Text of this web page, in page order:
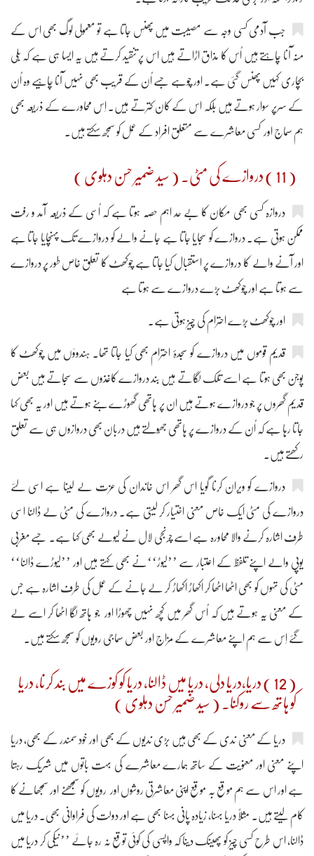
جب آدمی کسی وجہ سے مصیبت میں پھنس جاتا ہے تو معمولی لوگ بھی اس کے
منہ آنا چاہتے ہیں اُس کا مذاق اڑاتے ہیں اس پر تنقید کرتے ہیں یہ ایسا ہی ہے کہ بلّی
بچاری کہیں پھنس گئی ہے۔ اور چُوہے جسے اُن کے قریب بھی نہیں آنا چاہیے وہ اُن
کے سرپر سوار ہوتے ہیں بلکہ اس کے کان کترتے ہیں۔ اِس محاورے کے ذریعہ بھی
ہم سماج اور کسی معاشرے سے متعلق افراد کے عمل کو سمجھ سکتے ہیں۔
( 11 ) دروازے کی مٹی۔ ( سید ضمیر حسن دہلوی )
دروازہ کسی بھی مکان کا بے حد اہم حصّہ ہوتا ہے کہ اُسی کے ذریعہ آمد و رفت
ممکن ہوتی ہے۔ دروازے کو سجایا جاتا ہے جانے والے کو دروازے تک پہنچایا جاتا ہے
اور آنے والے کا دروازے پر استقبال کیا جاتا ہے چوکھٹ کا تعلق خاص طور پر دروازے
سے ہوتا ہے اور چوکھٹ بڑے دروازے سے ہوتا ہے
اور چوکھٹ بڑے احترام کی چیز ہوتی ہے۔
قدیم قوموں میں دروازے کو سجدۂ احترام بھی کیا جاتا تھا۔ ہندوؤں میں چوکھٹ کا
پوجن بھی ہوتا ہے اسے تلک لگاتے ہیں بند دروازے کاغذوں سے سجاتے ہیں بعض
قدیم گھروں پر جو دروازے ہوتے ہیں ان پر ہاتھی گھوڑے بنے ہوتے ہیں اور یہ بھی کہا
جاتا رہا ہے کہ اُن کے دروازے پر ہاتھی جھُولتے ہیں دربان بھی دروازوں ہی سے تعلق
رکھتے ہیں۔
دروازے کو ویران کرنا گویا اس گھر اس خاندان کی عزت لے لینا ہے اسی لئے
دروازے کی مٹی ایک خاص معنی اختیار کر لیتی ہے۔ دروازے کی مٹی لے ڈالنا اسی
طرف اشارہ کرنے والا محاورہ ہے اسے چرنجی لال نے لیولے بھی کہا ہے۔ جسے مغربی
یوپی والے اپنے تلفظ کے اعتبار سے ’’لیوڑ‘‘نے بھی کہتے ہیں اور ’’لیوڑے ڈالنا‘‘
مٹی کی تہوں کو بھی اٹھا اٹھا کر اکھاڑ اکھاڑ کر لے جانے کے عمل کی طرف اشارہ ہے جس
کے معنی یہ ہوتے ہیں کہ اُس گھر میں کچھ نہیں چھوڑا اور جو ہاتھ لگا اٹھا کر اسے لے
گئے اِس سے ہم اپنے معاشرے کے مزاج اور بعض سماجی رویوں کو سمجھ سکتے ہیں۔
( 12 ) دریا،دریا دلی، دریا میں ڈالنا، دریا کو کوزے میں بند کرنا، دریا
کو ہاتھ سے روکنا۔ ( سید ضمیر حسن دہلوی )
دریا کے معنی ندی کے بھی ہیں بڑی ندیوں کے بھی اور خود سمندر کے بھی، دریا
اپنے معنی اور معنویت کے ساتھ ہمارے معاشرے کی بہت باتوں میں شریک رہتا
ہے اور اس سے ہم موقع بہ موقع اپنی معاشرتی روشوں اور رویوں کو سمجھنے اور سمجھانے کا
کام لیتے ہیں۔ مثلاً دریا بہنا، زیادہ پانی بہنا بھی ہے اور دولت کی فراوانی بھی۔ دریا میں
ڈالنا، اس طرح کسی چیز کو پھینک دینا کہ واپسی کی کوئی توقع نہ رہ جائے ’’نیکی کر دریا میں